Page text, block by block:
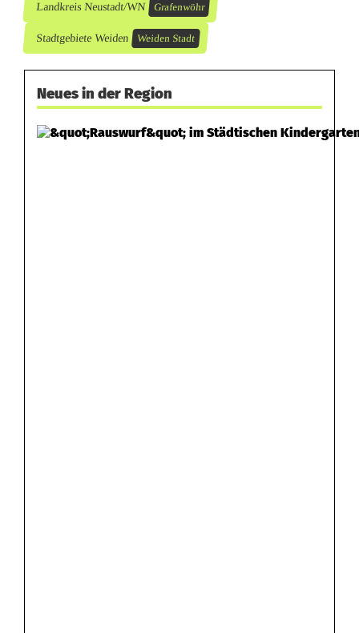
Landkreis Neustadt/WN Grafenwöhr
Stadtgebiete Weiden Weiden Stadt
Neues in der Region